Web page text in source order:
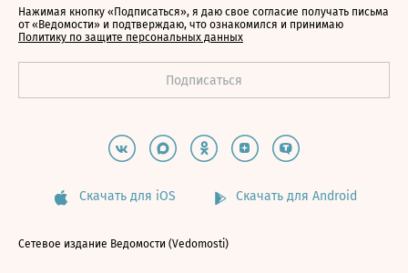
Нажимая кнопку «Подписаться», я даю свое согласие получать письма
от «Ведомости» и подтверждаю, что ознакомился и принимаю
Политику по защите персональных данных
Скачать для iOS Скачать для Android
Сетевое издание Ведомости (Vedomosti)